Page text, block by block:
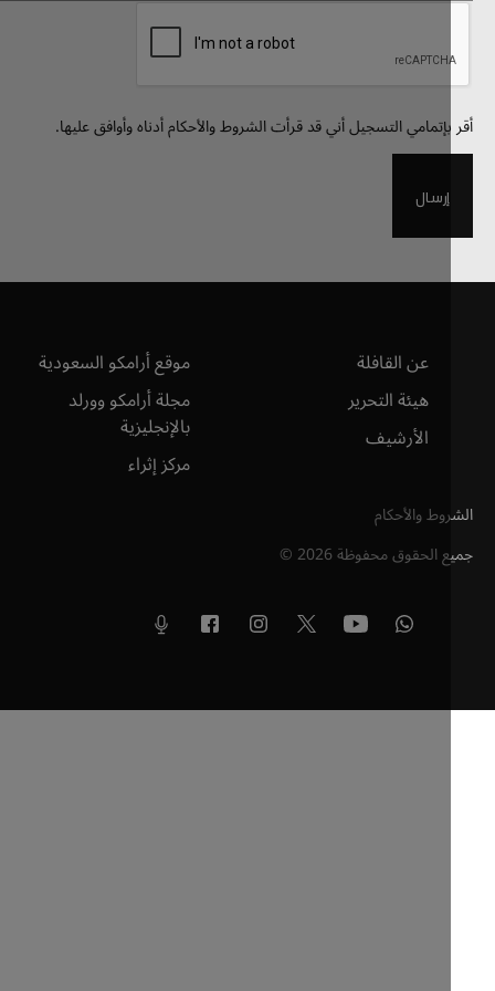
التسجيل أني قد قرأت الشروط والأحكام أدناه وأوافق عليها.
عن القافلة
هيئة التحرير
الأرشيف
موقع أرامكو السعودية
مجلة أرامكو وورلد
بالإنجليزية
مركز إثراء
والأحكام
الحقوق محفوظة2026
©